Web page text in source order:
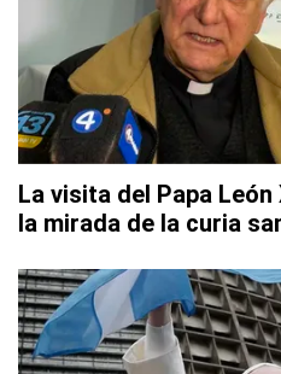
La visita del Papa
la mirada de la curia